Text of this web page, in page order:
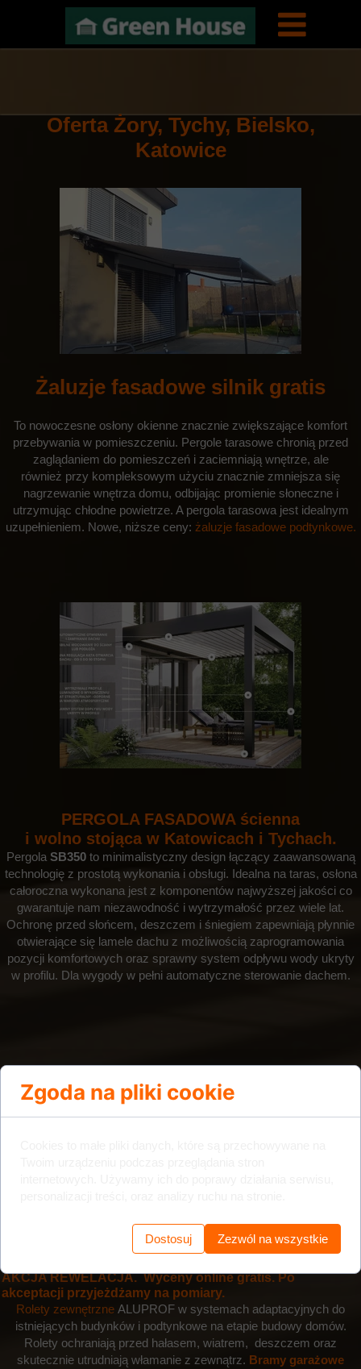
Oferta Żory, Tychy, Bielsko,
Katowice
Żaluzje fasadowe silnik gratis
To nowoczesne osłony okienne znacznie zwiększające komfort
przebywania w pomieszczeniu. Pergole tarasowe chronią przed
zaglądaniem do pomieszczeń i zaciemniają wnętrze, ale
również przy kompleksowym użyciu znacznie zmniejsza się
nagrzewanie wnętrza domu, odbijając promienie słoneczne i
utrzymując chłodne powietrze. A pergola tarasowa jest idealnym
uzupełnieniem. Nowe, niższe ceny: żaluzje fasadowe podtynkowe.
PERGOLA FASADOWA ścienna
i wolno stojąca w Katowicach i Tychach.
Pergola SB350to minimalistyczny design łączący zaawansowaną
technologię z prostotą wykonania i obsługi. Idealna na taras, osłona
całoroczna wykonana jest z komponentów najwyższej jakości co
gwarantuje nam niezawodność i wytrzymałość przez wiele lat.
Ochronę przed słońcem, deszczem i śniegiem zapewniają płynnie
otwierające się lamele dachu z możliwością zaprogramowania
pozycji komfortowych oraz sprawny system odpływu wody ukryty
w profilu. Dla wygody w pełni automatyczne sterowanie dachem.
AKCJA REWELACJA. Wyceny online gratis. Po
akceptacji przyjeżdżamy na pomiary.
Rolety zewnętrzne ALUPROF w systemach adaptacyjnych do
istniejących budynków i podtynkowe na etapie budowy domów.
Rolety ochraniają przed hałasem, wiatrem, deszczem oraz
skutecznie utrudniają włamanie z zewnątrz. Bramy garażowe
Zgoda na pliki cookie
Dostosuj Zezwól na wszystkie